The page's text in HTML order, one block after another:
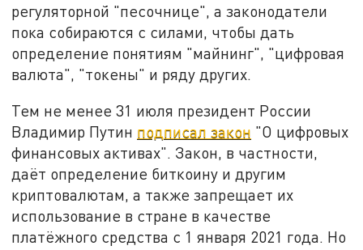
регуляторной "песочнице", а законодатели
пока собираются с силами, чтобы дать
определение понятиям "майнинг", "цифровая
валюта", "токены" и ряду других.
Тем не менее 31 июля президент России
Владимир Путин подписал закон "О цифровых
финансовых активах". Закон, в частности,
даёт определение биткоину и другим
криптовалютам, а также запрещает их
использование в стране в качестве
платёжного средства с 1 января 2021 года. Но